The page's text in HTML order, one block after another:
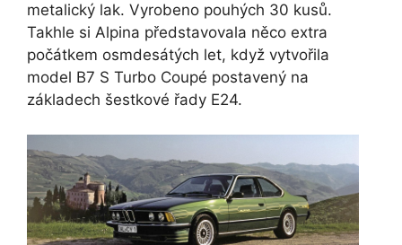
metalický lak. Vyrobeno pouhých 30 kusů.
Takhle si Alpina představovala něco extra
počátkem osmdesátých let, když vytvořila
model B7 S Turbo Coupé postavený na
základech šestkové řady E24.